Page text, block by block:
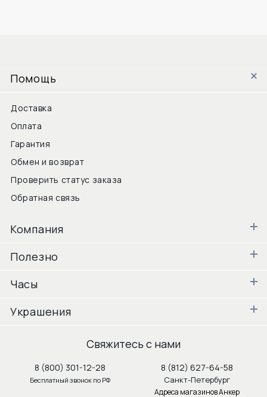
Помощь
Доставка
Оплата
Гарантия
Обмен и возврат
Проверить статус заказа
Обратная связь
Компания
Полезно
Часы
Украшения
Свяжитесь с нами
8 (800) 301-12-28
Бесплатный звонок по РФ
8 (812) 627-64-58
Санкт-Петербург
Адреса магазинов Анкер